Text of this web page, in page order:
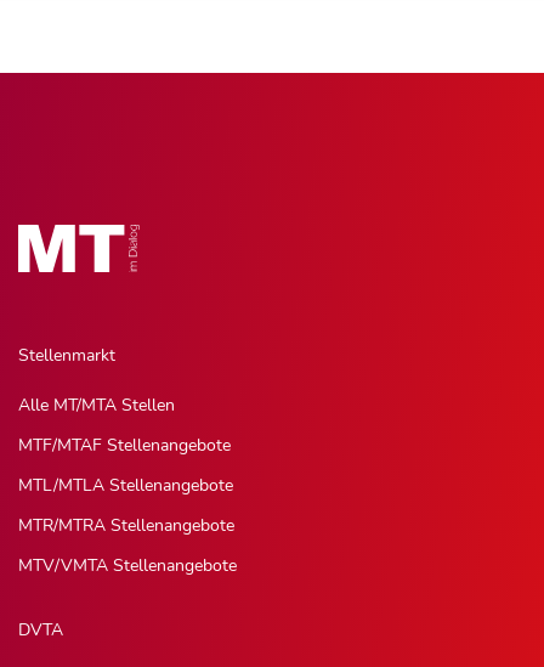
Stellenmarkt
Alle MT/MTA Stellen
MTF/MTAF Stellenangebote
MTL/MTLA Stellenangebote
MTR/MTRA Stellenangebote
MTV/VMTA Stellenangebote
DVTA